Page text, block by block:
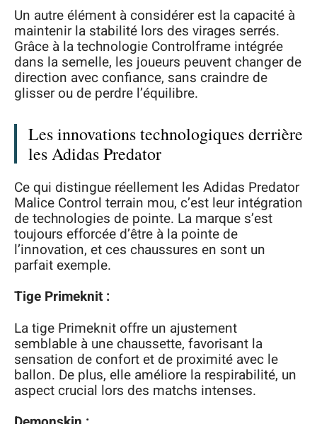
Un autre élément à considérer est la capacité à
maintenir la stabilité lors des virages serrés.
Grâce à la technologie Controlframe intégrée
dans la semelle, les joueurs peuvent changer de
direction avec confiance, sans craindre de
glisser ou de perdre l’équilibre.
Les innovations technologiques derrière
les Adidas Predator
Ce qui distingue réellement les Adidas Predator
Malice Control terrain mou, c’est leur intégration
de technologies de pointe. La marque s’est
toujours efforcée d’être à la pointe de
l’innovation, et ces chaussures en sont un
parfait exemple.
Tige Primeknit :
La tige Primeknit offre un ajustement
semblable à une chaussette, favorisant la
sensation de confort et de proximité avec le
ballon. De plus, elle améliore la respirabilité, un
aspect crucial lors des matchs intenses.